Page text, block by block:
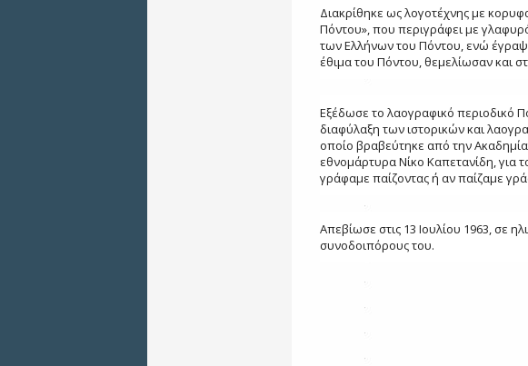
Διακρίθηκε ως λογοτέχνης με
Πόντου», που περιγράφει με
των Ελλήνων του Πόντου, ενώ
έθιμα του Πόντου, θεμελίωσαν και
Εξέδωσε το λαογραφικό περιοδικό
διαφύλαξη των ιστορικών και
οποίο βραβεύτηκε από την
εθνομάρτυρα Νίκο Καπετανίδη, για
γράφαμε παίζοντας ή αν παίζαμε
Απεβίωσε στις 13 Ιουλίου 1963, σε
συνοδοιπόρους του.